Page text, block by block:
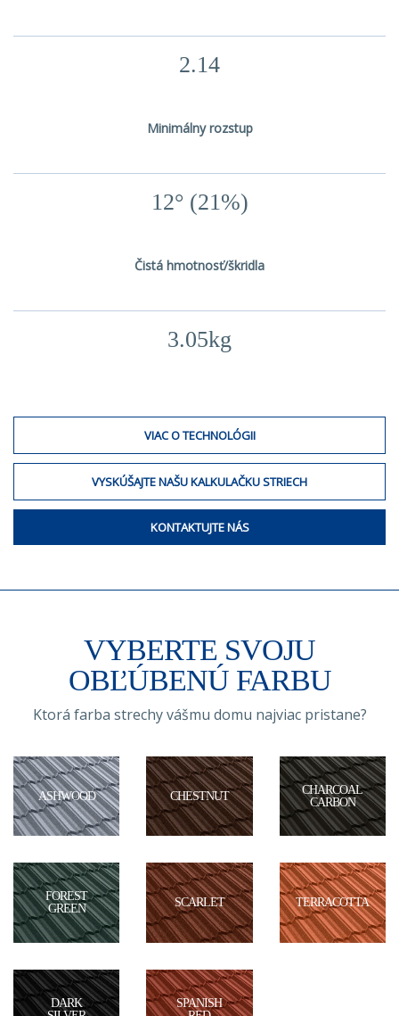
2.14
Minimálny rozstup
12° (21%)
Čistá hmotnosť/škridla
3.05kg
VIAC O TECHNOLÓGII
VYSKÚŠAJTE NAŠU KALKULAČKU STRIECH
KONTAKTUJTE NÁS
VYBERTE SVOJU
OBĽÚBENÚ FARBU
Ktorá farba strechy vášmu domu najviac pristane?
ASHWOOD CHESTNUT
CHARCOAL
CARBON
FOREST
GREEN
SCARLET TERRACOTTA
DARK
SPANISH